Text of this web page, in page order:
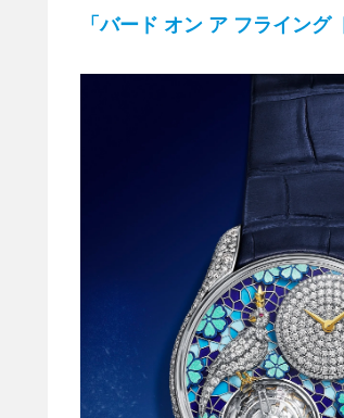
「バード オン ア フライング